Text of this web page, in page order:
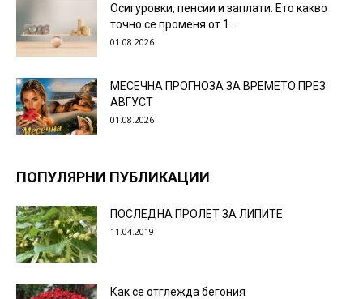
Осигуровки, пенсии и заплати: Ето какво
точно се променя от 1...
01.08.2026
МЕСЕЧНА ПРОГНОЗА ЗА ВРЕМЕТО ПРЕЗ
АВГУСТ
01.08.2026
ПОПУЛЯРНИ ПУБЛИКАЦИИ
ПОСЛЕДНА ПРОЛЕТ ЗА ЛИПИТЕ
11.04.2019
Как се отглежда бегония